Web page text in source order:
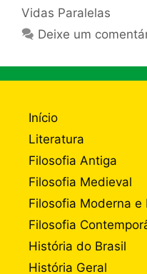
Vidas Paralelas
Deixe um
Início
Literatura
Filosofia Antiga
Filosofia Medieval
Filosofia Moderna e
Filosofia
História do Brasil
História Geral